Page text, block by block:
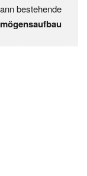
bestehende